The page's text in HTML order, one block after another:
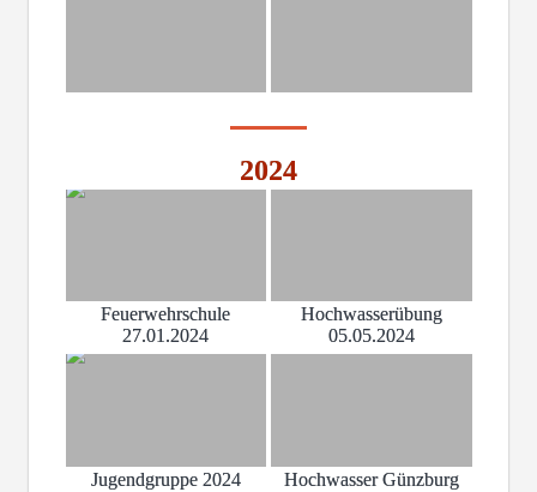
2024
Feuerwehrschule
27.01.2024
Hochwasserübung
05.05.2024
Jugendgruppe 2024 Hochwasser Günzburg